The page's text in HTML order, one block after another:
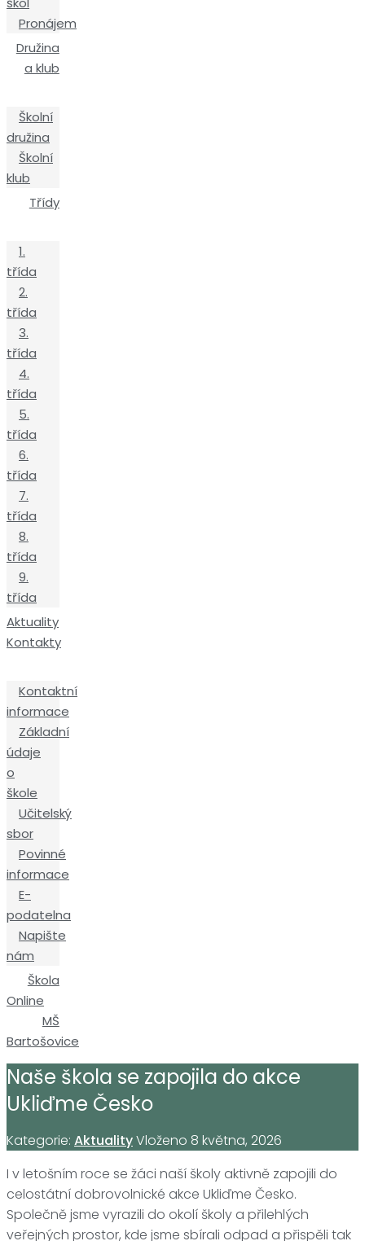
Pronájem
Družina
a klub
Školní
družina
Školní
klub
Třídy
1.
třída
2.
třída
3.
třída
4.
třída
5.
třída
6.
třída
7.
třída
8.
třída
9.
třída
Aktuality
Kontakty
Kontaktní
informace
Základní
údaje
o
škole
Učitelský
sbor
Povinné
informace
E-
podatelna
Napište
nám
Škola
Online
MŠ
Bartošovice
Naše škola se zapojila do akce
Ukliďme Česko
Kategorie: AktualityVloženo 8 května, 2026
I v letošním roce se žáci naší školy aktivně zapojili do
celostátní dobrovolnické akce Ukliďme Česko.
Společně jsme vyrazili do okolí školy a přilehlých
veřejných prostor, kde jsme sbírali odpad a přispěli tak